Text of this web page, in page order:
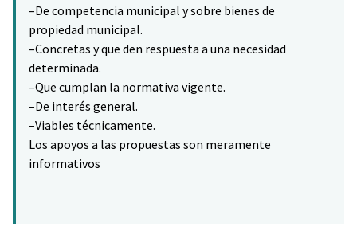
–De competencia municipal y sobre bienes de
propiedad municipal.
–Concretas y que den respuesta a una necesidad
determinada.
–Que cumplan la normativa vigente.
–De interés general.
–Viables técnicamente.
Los apoyos a las propuestas son meramente
informativos